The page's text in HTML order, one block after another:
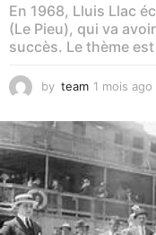
En 1968, Lluis Llac
(Le Pieu), qui va
succès. Le thème
by team 1 mois ago
i